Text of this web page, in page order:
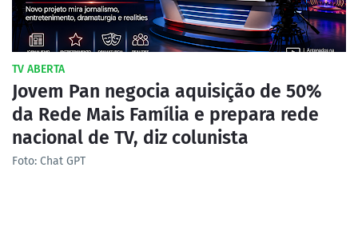
TV ABERTA
Jovem Pan negocia aquisição de 50%
da Rede Mais Família e prepara rede
nacional de TV, diz colunista
Foto: Chat GPT